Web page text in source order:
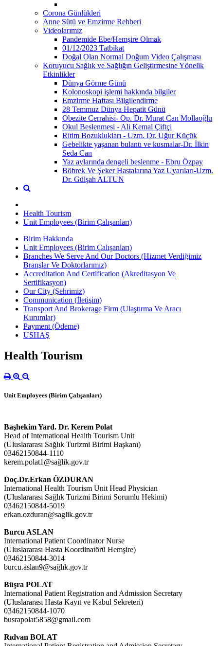
Corona Günlükleri
Anne Sütü ve Emzirme Rehberi
Videolarımız
Pandemide Ebe/Hemşire Olmak
01/12/2023 Tatbikat
Doğal Olan Normal Doğum Video Çalışması
Koruyucu Sağlık ve Sağlığın Geliştirmesine Yönelik
Etkinlikler
Dünya Görme Günü
Kolonoskopi işlemi hakkında bilgiler
Emzirme Haftası Bilgilendirme
28 Temmuz Dünya Hepatit Günü
Obezite Cerrahisi- Op. Dr. Murat Can Mollaoğlu
Okul Beslenmesi - Ali Kemal Çiftçi
Ritim Bozuklukları - Uzm. Dr. Uğur Küçük
Gebelikte yaşanan bulantı ve kusmalar-Dr. İlkin
Seda Can
Yaz aylarında dengeli beslenme - Ebru Özpay
Böbrek Ve Şeker Hastalarına Yaz Uyarıları-Uzm.
Dr. Gülşah ALTUN
Health Tourism
Unit Employees (Birim Çalışanları)
Birim Hakkında
Unit Employees (Birim Çalışanları)
Branches We Serve And Our Doctors (Hizmet Verdiğimiz
Branşlar Ve Doktorlarımız)
Accreditation And Certification (Akreditasyon Ve
Sertifikasyon)
Our City (Şehrimiz)
Communication (İletişim)
Transport And Brokerage Firm (Ulaştırma Ve Aracı
Kurumlar)
Payment (Ödeme)
USHAŞ
Health Tourism
Unit Employees (Birim Çalışanları)
Başhekim Yard. Dr. Kerem Polat
Head of International Health Tourism Unit
(Uluslararası Sağlık Turizmi Birimi Başkanı)
03462150844-1110
kerem.polat1@sağlik.gov.tr
Doç.Dr.Erkan ÖZDURAN
International Health Tourism Unit Head Physician
(Uluslararası Sağlık Turizmi Birimi Sorumlu Hekimi)
03462150844-5019
erkan.ozduran@saglik.gov.tr
Burcu ASLAN
International Patient Coordinator Nurse
(Uluslararası Hasta Koordinatörü Hemşire)
03462150844-3014
burcu.aslan9@sağlık.gov.tr
Büşra POLAT
International Patient Registration and Admission Secretary
(Uluslararası Hasta Kayıt ve Kabul Sekreteri)
03462150844-1070
busrapolat5858@gmail.com
Rıdvan BOLAT